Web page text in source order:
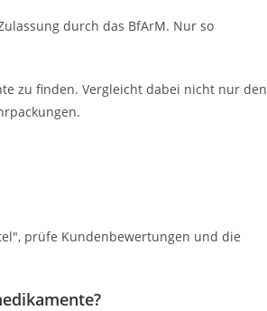
durch das BfArM. Nur so
zu finden. Vergleicht dabei nicht nur den
prüfe Kundenbewertungen und die